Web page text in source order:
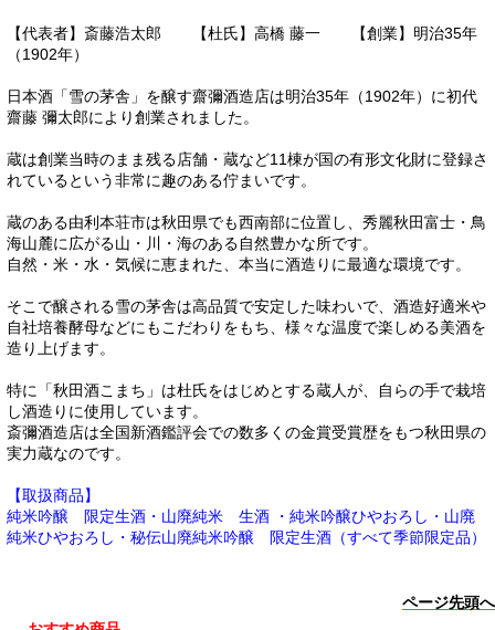
【代表者】斎藤浩太郎 【杜氏】高橋 藤一 【創業】明治35年
（1902年）
日本酒「雪の茅舎」を醸す齋彌酒造店は明治35年（1902年）に初代
齋藤 彌太郎により創業されました。
蔵は創業当時のまま残る店舗・蔵など11棟が国の有形文化財に登録さ
れているという非常に趣のある佇まいです。
蔵のある由利本荘市は秋田県でも西南部に位置し、秀麗秋田富士・鳥
海山麓に広がる山・川・海のある自然豊かな所です。
自然・米・水・気候に恵まれた、本当に酒造りに最適な環境です。
そこで醸される雪の茅舎は高品質で安定した味わいで、酒造好適米や
自社培養酵母などにもこだわりをもち、様々な温度で楽しめる美酒を
造り上げます。
特に「秋田酒こまち」は杜氏をはじめとする蔵人が、自らの手で栽培
し酒造りに使用しています。
斎彌酒造店は全国新酒鑑評会での数多くの金賞受賞歴をもつ秋田県の
実力蔵なのです。
【取扱商品】
純米吟醸 限定生酒・山廃純米 生酒 ・純米吟醸ひやおろし・山廃
純米ひやおろし・秘伝山廃純米吟醸 限定生酒（すべて季節限定品）
ページ先頭へ